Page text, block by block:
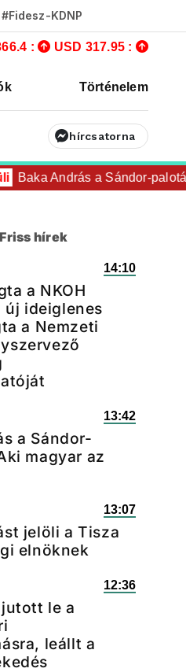
#Fidesz-KDNP
: USD 317.95 :
Történelem
hírcsatorna
Baka András a Sándor-
Friss hírek
14:10
a NKOH
új ideiglenes
a Nemzeti
13:42
a Sándor-
magyar az
13:07
jelöli a Tisza
elnöknek
12:36
le a
leállt a